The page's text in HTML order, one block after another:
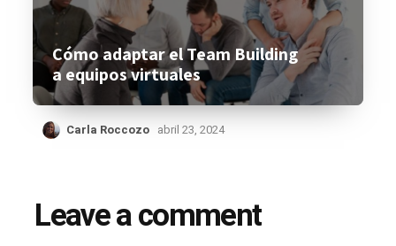
Cómo adaptar el Team Building
a equipos virtuales
Carla Roccozo abril 23, 2024
Leave a comment